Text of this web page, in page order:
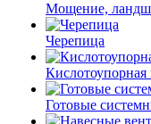
Мощение,
Черепица
Готовые